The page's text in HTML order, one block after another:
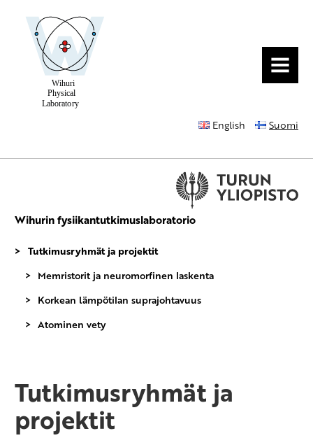
MENU
English Suomi
Wihurin fysiikantutkimuslaboratorio
Tutkimusryhmät ja projektit
Memristorit ja neuromorfinen laskenta
Korkean lämpötilan suprajohtavuus
Atominen vety
Tutkimusryhmät ja
projektit